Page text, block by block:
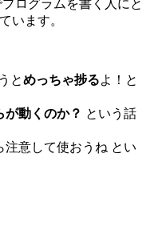
プログラムを書く人にと
います。
とめっちゃ捗るよ！と
が動くのか？ という話
注意して使おうね とい